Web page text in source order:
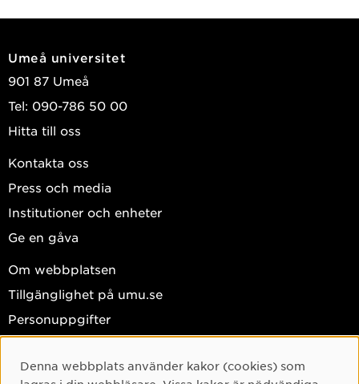
Umeå universitet
901 87 Umeå
Tel: 090-786 50 00
Hitta till oss
Kontakta oss
Press och media
Institutioner och enheter
Ge en gåva
Om webbplatsen
Tillgänglighet på umu.se
Personuppgifter
Facebook
Cookie-samtycke
Denna webbplats använder kakor (cookies) som